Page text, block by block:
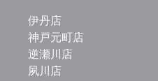
伊丹店
神戸元町店
逆瀬川店
夙川店